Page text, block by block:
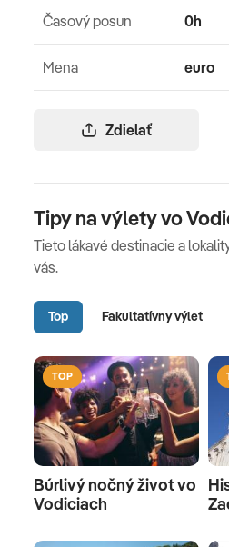
Zdielať
Časový posun 0h
Mena euro
Tipy na výlety vo
Tieto lákavé destinacie a
vás.
Top Fakultatívny výlet
TOP
Búrlivý nočný život vo
Vodiciach